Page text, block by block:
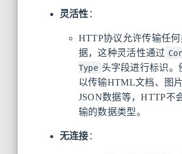
灵活性 ：
HTTP协议允许传输任
据，这种灵活性通过
Type 头字段进行标识。
以传输HTML文档、图片
JSON数据等，HTTP不
输的数据类型。
无连接 ：